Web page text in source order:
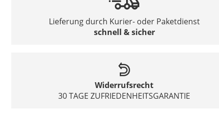
Lieferung durch Kurier- oder Paketdienst
schnell & sicher
Widerrufsrecht
30 TAGE ZUFRIEDENHEITSGARANTIE